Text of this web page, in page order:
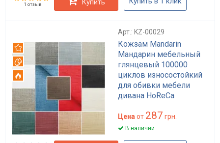
1 отзыв
Арт.: KZ-00029
Кожзам Mandarin
Мандарин мебельный
глянцевый 100000
циклов износостойкий
для обивки мебели
дивана HoReCa
огнеустойчивый
Рекомендуем
Вотерпруф
Огнестойкий
Цена от 287 грн.
В наличии